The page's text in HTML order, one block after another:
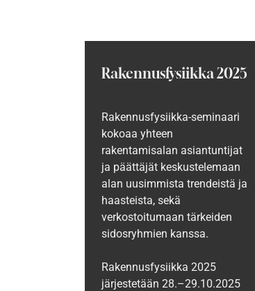
Rakennusfysiikka 2025
Rakennusfysiikka-seminaari
kokoaa yhteen
rakentamisalan asiantuntijat
ja päättäjät keskustelemaan
alan uusimmista trendeistä ja
haasteista, sekä
verkostoitumaan tärkeiden
sidosryhmien kanssa.
Rakennusfysiikka 2025
järjestetään 28.–29.10.2025